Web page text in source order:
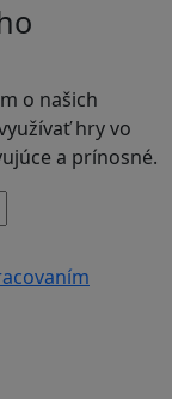
o našich
hry vo
a prínosné.